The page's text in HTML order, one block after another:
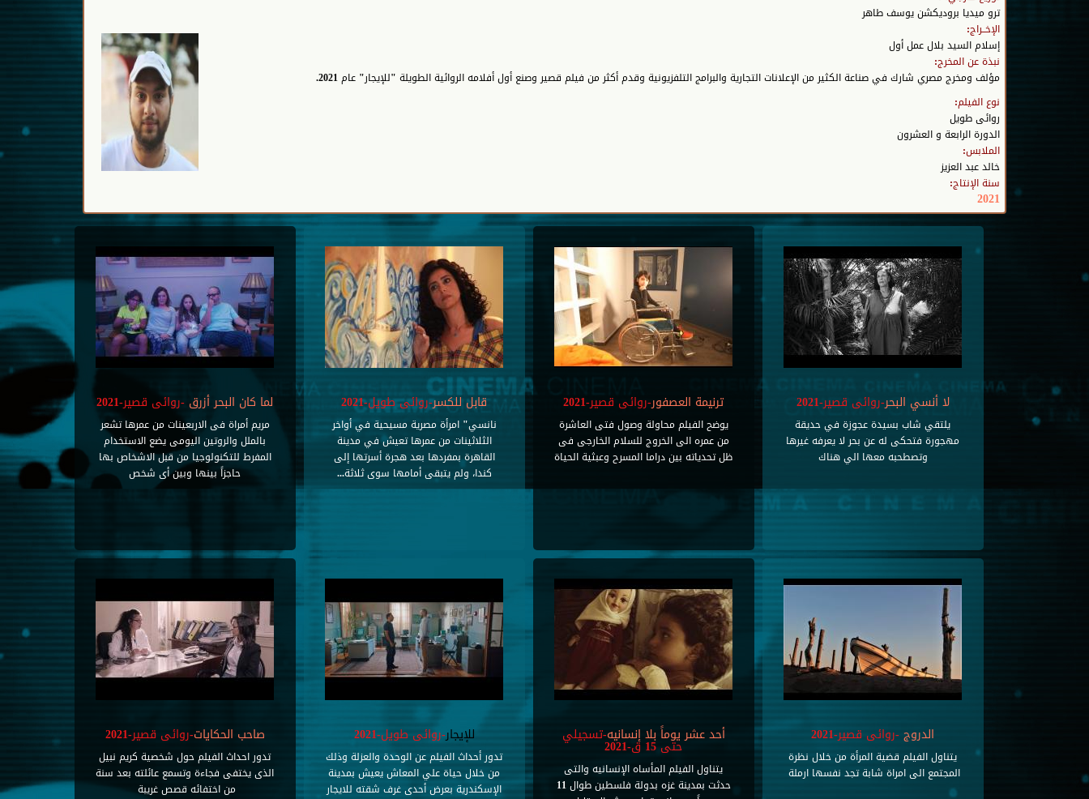
ترو ميديا بروديكشن يوسف طاهر
الإخــراج:
إسلام السيد بلال عمل أول
نبذة عن المخرج:
مؤلف ومخرج مصري شارك في صناعة الكثير من الإعلانات التجارية والبرامج التلفزيونية وقدم أكثر من فيلم قصير وصنع أول أفلامه الروائية الطويلة "للإيجار" عام 2021.
نوع الفيلم:
روائى طويل
الدورة الرابعة و العشرون
الملابس:
خالد عبد العزيز
سنة الإنتاج:
2021
لما كان البحر أزرق -روائى قصير-2021
مريم أمراة فى الاربعينات من عمرها تشعر
بالملل والروتين اليومى يضع الاستخدام
المفرط للتكنولوجيا من قبل الاشخاص بها
حاجزاً بينها وبين أى شخص
قابل للكسر-روائى طويل-2021
نانسي" امرأة مصرية مسيحية في أواخر
الثلاثينات من عمرها تعيش في مدينة
القاهرة بمفردها بعد هجرة أسرتها إلى
كندا، ولم يتبقى أمامها سوى ثلاثة...
ترنيمة العصفور-روائى قصير-2021
يوضح الفيلم محاولة وصول فتى العاشرة
من عمره الى الخروج للسلام الخارجى فى
ظل تحدياته بين دراما المسرح وعبثية الحياة
لا أنسي البحر-روائى قصير-2021
يلتقي شاب بسيدة عجوزة في حديقة
مهجورة فتحكى له عن بحر لا يعرفه غيرها
وتصطحبه معها الي هناك
صاحب الحكايات-روائى قصير-2021
تدور احداث الفيلم حول شخصية كريم نبيل
الذى يختفى فجاءة وتسمع عائلته بعد سنة
من اختفائه قصص غريبة
للإيجار-روائى طويل-2021
تدور أحداث الفيلم عن الوحدة والعزلة وذلك
من خلال حياة علي المعاش يعيش بمدينة
الإسكندرية بعرض أحدى غرف شقته للايجار
أحد عشر يوماً بلا إنسانيه-تسجيلي
حتى 15 ق-2021
يتناول الفيلم المأساه الإنسانيه والتى
حدثت بمدينة غزه بدولة فلسطين طوال 11
الدروج-روائى قصير-2021
يتناول الفيلم قضية المرأة من خلال نظرة
المجتمع الى امراة شابة تجد نفسها ارملة